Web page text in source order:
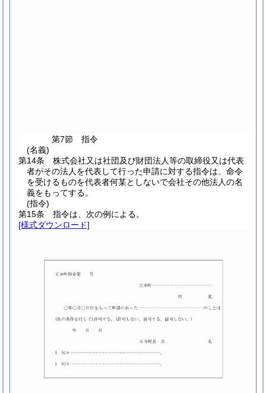
第7節
指令
(名義)
第14条
株式会社又は社団及び財団法人等の取締役又は代表
者がその法人を代表して行った申請に対する指令は、命令
を受けるものを代表者何某としないで会社その他法人の名
義をもってする。
(指令)
第15条
指令は、次の例による。
[様式ダウンロード]